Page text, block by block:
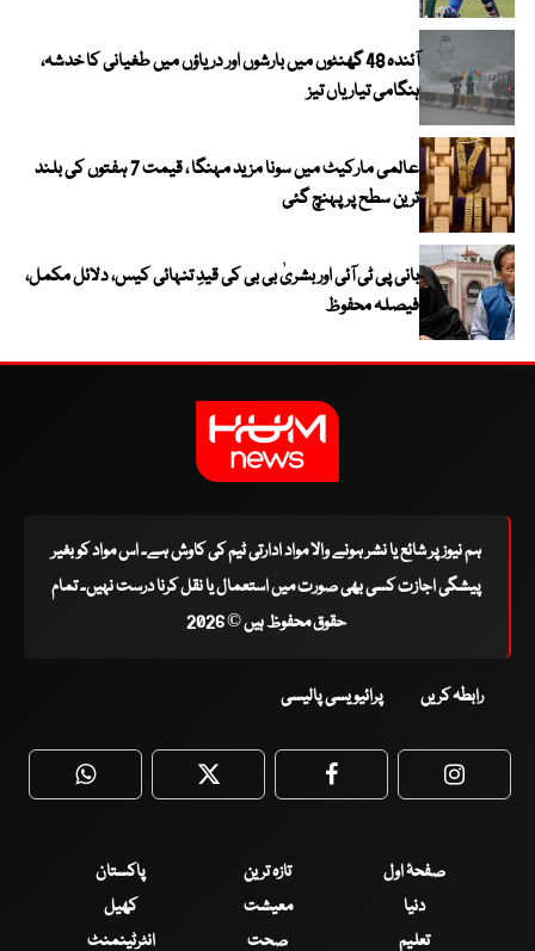
آئندہ 48 گھنٹوں میں بارشوں اور دریاؤں میں طغیانی کا خدشہ،
ہنگامی تیاریاں تیز
عالمی مارکیٹ میں سونا مزید مہنگا ، قیمت 7 ہفتوں کی بلند
ترین سطح پر پہنچ گئی
بانی پی ٹی آئی اور بشریٰ بی بی کی قیدِ تنہائی کیس، دلائل مکمل،
فیصلہ محفوظ
ہم نیوز پر شائع یا نشر ہونے والا مواد ادارتی ٹیم کی کاوش ہے۔ اس مواد کو بغیر
پیشگی اجازت کسی بھی صورت میں استعمال یا نقل کرنا درست نہیں۔ تمام
حقوق محفوظ ہیں © 2026
رابطہ کریں پرائیویسی پالیسی
WhatsApp Twitter Facebook
صفحۂ اول تازہ ترین
پاکستان
دنیا
معیشت
کھیل
تعلیم
صحت انٹرٹینمنٹ